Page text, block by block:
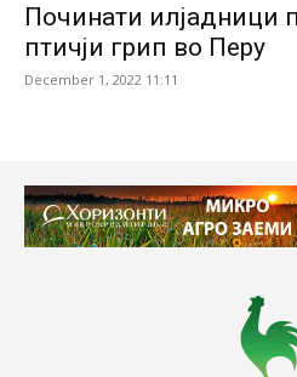
Починати илјадници
птичји грип во Перу
December 1, 2022 11:11